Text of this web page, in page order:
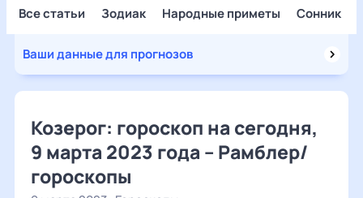
Все статьи Зодиак Народные приметы Сонник
Ваши данные для прогнозов
Козерог: гороскоп на сегодня,
9 марта 2023 года – Рамблер/
гороскопы